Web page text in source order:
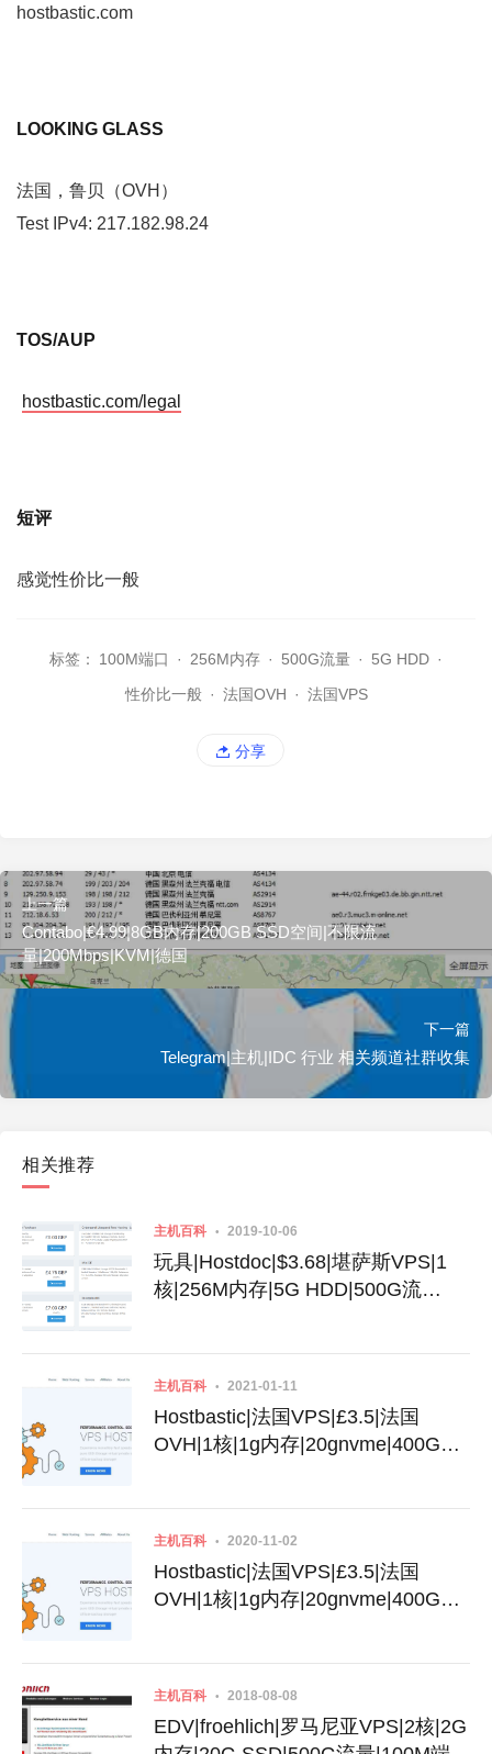
hostbastic.com
LOOKING GLASS
法国，鲁贝（OVH）
Test IPv4: 217.182.98.24
TOS/AUP
hostbastic.com/legal
短评
感觉性价比一般
标签： 100M端口 · 256M内存 · 500G流量 · 5G HDD ·
性价比一般 · 法国OVH · 法国VPS
分享
上一篇
Contabo|€4.99|8GB内存|200GB SSD空间|不限流
量|200Mbps|KVM|德国
下一篇
Telegram|主机|IDC 行业 相关频道社群收集
相关推荐
主机百科 2019-10-06
玩具|Hostdoc|$3.68|堪萨斯VPS|1
核|256M内存|5G HDD|500G流
主机百科 2021-01-11
Hostbastic|法国VPS|£3.5|法国
OVH|1核|1g内存|20gnvme|400G流
主机百科 2020-11-02
Hostbastic|法国VPS|£3.5|法国
OVH|1核|1g内存|20gnvme|400G流
主机百科 2018-08-08
EDV|froehlich|罗马尼亚VPS|2核|2G